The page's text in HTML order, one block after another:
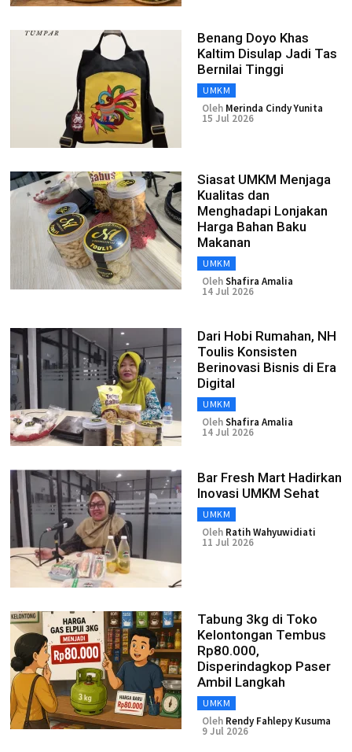
Benang Doyo Khas
Kaltim Disulap Jadi Tas
Bernilai Tinggi
UMKM
Oleh Merinda Cindy Yunita
15 Jul 2026
Siasat UMKM Menjaga
Kualitas dan
Menghadapi Lonjakan
Harga Bahan Baku
Makanan
UMKM
OlehShafira Amalia
14 Jul 2026
Dari Hobi Rumahan, NH
Toulis Konsisten
Berinovasi Bisnis di Era
Digital
UMKM
OlehShafira Amalia
14 Jul 2026
Bar Fresh Mart Hadirkan
Inovasi UMKM Sehat
UMKM
Oleh Ratih Wahyuwidiati
11 Jul 2026
Tabung 3kg di Toko
Kelontongan Tembus
Rp80.000,
Disperindagkop Paser
Ambil Langkah
UMKM
Oleh Rendy Fahlepy Kusuma
9 Jul 2026